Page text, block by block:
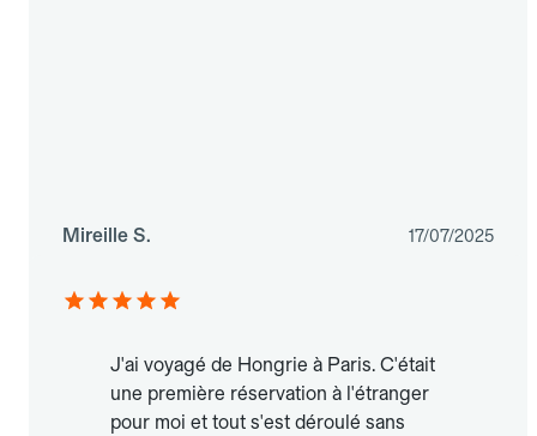
Mireille S. 17/07/2025
J'ai voyagé de Hongrie à Paris. C'était
une première réservation à l'étranger
pour moi et tout s'est déroulé sans